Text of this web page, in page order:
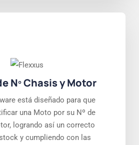
Nº Chasis y Motor
está diseñado para que
una Moto por su Nº de
logrando así un correcto
y cumpliendo con las